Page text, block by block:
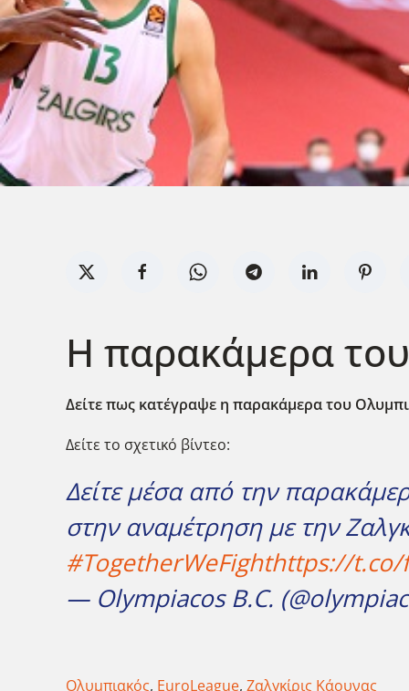
Η παρακάμερα
Δείτεπως κατέγραψε η παρακάμερα του
Δείτε το σχετικό βίντεο:
Δείτε μέσα από την
στην αναμέτρηση με την
#TogetherWeFighthttps://t.co/
— Olympiacos B.C.
Ολυμπιακός, EuroLeague, Ζαλγκίρις Κάουνας